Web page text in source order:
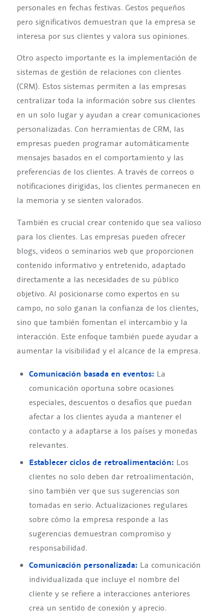
personales en fechas festivas. Gestos pequeños
pero significativos demuestran que la empresa se
interesa por sus clientes y valora sus opiniones.
Otro aspecto importante es la implementación de
sistemas de gestión de relaciones con clientes
(CRM). Estos sistemas permiten a las empresas
centralizar toda la información sobre sus clientes
en un solo lugar y ayudan a crear comunicaciones
personalizadas. Con herramientas de CRM, las
empresas pueden programar automáticamente
mensajes basados en el comportamiento y las
preferencias de los clientes. A través de correos o
notificaciones dirigidas, los clientes permanecen en
la memoria y se sienten valorados.
También es crucial crear contenido que sea valioso
para los clientes. Las empresas pueden ofrecer
blogs, videos o seminarios web que proporcionen
contenido informativo y entretenido, adaptado
directamente a las necesidades de su público
objetivo. Al posicionarse como expertos en su
campo, no solo ganan la confianza de los clientes,
sino que también fomentan el intercambio y la
interacción. Este enfoque también puede ayudar a
aumentar la visibilidad y el alcance de la empresa.
Comunicación basada en eventos: La
comunicación oportuna sobre ocasiones
especiales, descuentos o desafíos que puedan
afectar a los clientes ayuda a mantener el
contacto y a adaptarse a los países y monedas
relevantes.
Establecer ciclos de retroalimentación: Los
clientes no solo deben dar retroalimentación,
sino también ver que sus sugerencias son
tomadas en serio. Actualizaciones regulares
sobre cómo la empresa responde a las
sugerencias demuestran compromiso y
responsabilidad.
Comunicación personalizada: La comunicación
individualizada que incluye el nombre del
cliente y se refiere a interacciones anteriores
crea un sentido de conexión y aprecio.